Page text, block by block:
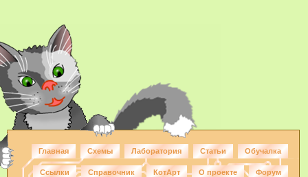
Главная Схемы Лаборатория Статьи Обучалка
Ссылки Справочник КотАрт О проекте Форум